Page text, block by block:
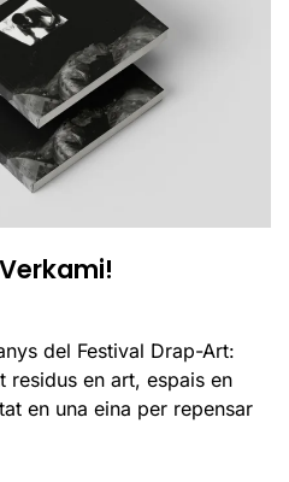
del Festival Drap-Art:
residus en art, espais en
en una eina per repensar